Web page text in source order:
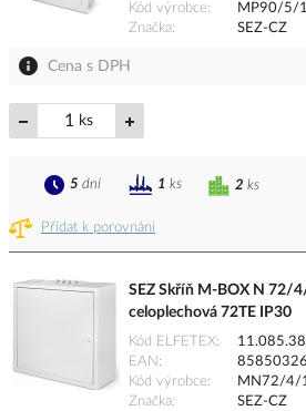
Kód výrobce
MP90/5/
Značka
SEZ-CZ
Cena s DPH
ks
Přidat k porovnání
2 ks
5 dní 1 ks
SEZ Skříň M-BOX N 72/
celoplechová 72TE IP30
Kód ELFETEX
EAN
Kód výrobce
MN72/4/
Značka
SEZ-CZ